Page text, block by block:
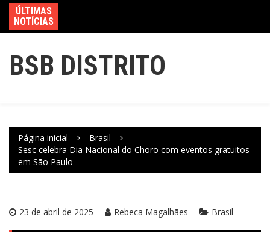
ÚLTIMAS
NOTÍCIAS
BSB DISTRITO
Página inicial
Brasil
Sesc celebra Dia Nacional do Choro com eventos gratuitos
em São Paulo
23 de abril de 2025 Rebeca Magalhães Brasil